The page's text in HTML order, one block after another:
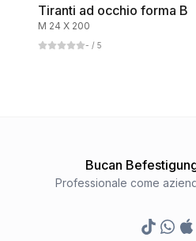
Tiranti ad occhio forma B
M 24 X 200
- / 5
Bucan
Professionale come
TikTok